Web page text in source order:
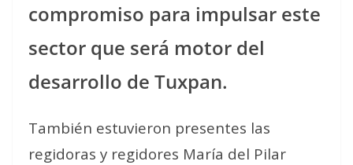
compromiso para impulsar este
sector que será motor del
desarrollo de Tuxpan.
También estuvieron presentes las
regidoras y regidores María del Pilar